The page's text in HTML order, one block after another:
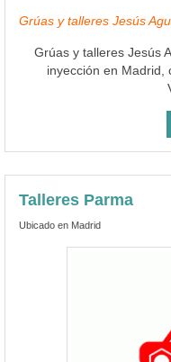
Grúas y talleres Jesús
Grúas y talleres Jesús
inyección en Madrid,
Talleres Parma
Ubicado en Madrid